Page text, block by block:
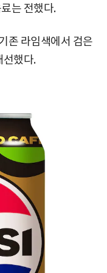
는 전했다.
존 라임색에서 검은
선했다.